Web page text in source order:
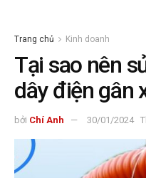
Trang chủ Kinh doanh
Tại sao nên
dây điện gân
bởi Chí Anh 30/01/2024